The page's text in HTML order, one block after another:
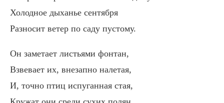
Холодное дыханье сентября
Разносит ветер по саду пустому.
Он заметает листьями фонтан,
Взвевает их, внезапно налетая,
И, точно птиц испуганная стая,